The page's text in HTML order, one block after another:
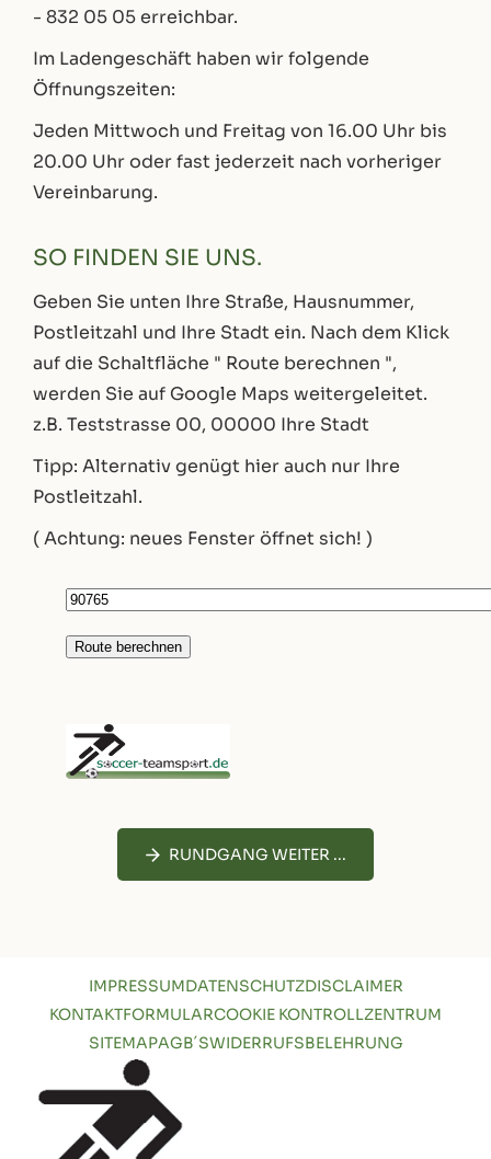
- 832 05 05 erreichbar.
Im Ladengeschäft haben wir folgende
Öffnungszeiten:
Jeden Mittwoch und Freitag von 16.00 Uhr bis
20.00 Uhr oder fast jederzeit nach vorheriger
Vereinbarung.
SO FINDEN SIE UNS.
Geben Sie unten Ihre Straße, Hausnummer,
Postleitzahl und Ihre Stadt ein. Nach dem Klick
auf die Schaltfläche " Route berechnen ",
werden Sie auf Google Maps weitergeleitet.
z.B. Teststrasse 00, 00000 Ihre Stadt
Tipp: Alternativ genügt hier auch nur Ihre
Postleitzahl.
( Achtung: neues Fenster öffnet sich! )
RUNDGANG WEITER ...
IMPRESSUMDATENSCHUTZDISCLAIMER
KONTAKTFORMULARCOOKIE KONTROLLZENTRUM
SITEMAPAGB´SWIDERRUFSBELEHRUNG